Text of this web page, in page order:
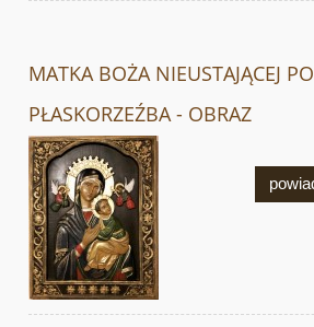
MATKA BOŻA NIEUSTAJĄCEJ
PŁASKORZEŹBA - OBRAZ